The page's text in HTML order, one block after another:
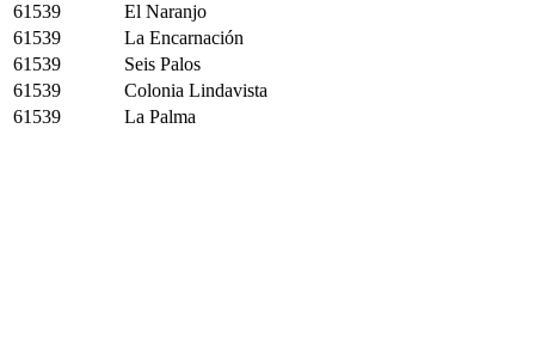
61539
El Naranjo
61539
La Encarnación
61539
Seis Palos
61539
Colonia Lindavista
61539
La Palma